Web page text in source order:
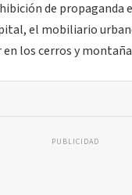
de propaganda
el mobiliario
los cerros y
PUBLICIDAD